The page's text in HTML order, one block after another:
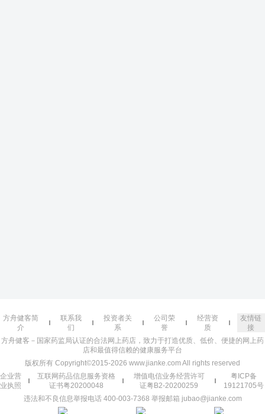
方舟健客简
介
联系我
们
投资者关
系
公司荣
誉
经营资
质
友情链
接
方舟健客－国家药监局认证的合法网上药店，致力于打造优质、低价、便捷的网上药
店和最值得信赖的健康服务平台
版权所有 Copyright©2015-2026 www.jianke.com All rights reserved
企业营
业执照
互联网药品信息服务资格
证书粤20200048
增值电信业务经营许可
证粤B2-20200259
粤ICP备
19121705号
违法和不良信息举报电话 400-003-7368 举报邮箱 jubao@jianke.com